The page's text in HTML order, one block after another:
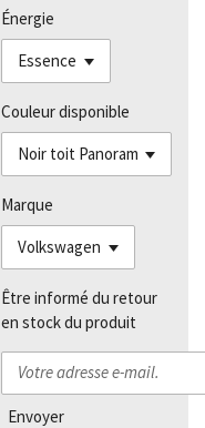
Énergie
Couleur disponible
Marque
Être informé du retour
en stock du produit
Envoyer